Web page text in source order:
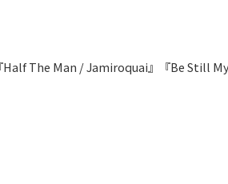
Half The Man / Jamiroquai』『Be Still